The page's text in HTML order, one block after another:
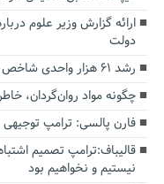
ارائه گزارش وزیر علوم
دولت
رشد ۶۱ هزار واحدی شاخص بورس
چگونه مواد روان‌گردان،
فارن پالسی: ترامپ توجیهی
قالیباف:ترامپ تصمیم
نیستیم و نخواهیم بود